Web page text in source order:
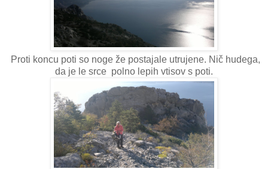
Proti koncu poti so noge že postajale utrujene. Nič hudega,
da je le srce polno lepih vtisov s poti.